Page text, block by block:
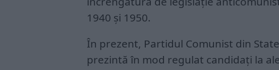
1940 și 1950.
În prezent, Partidul Comunist din
prezintă în mod regulat candidați la